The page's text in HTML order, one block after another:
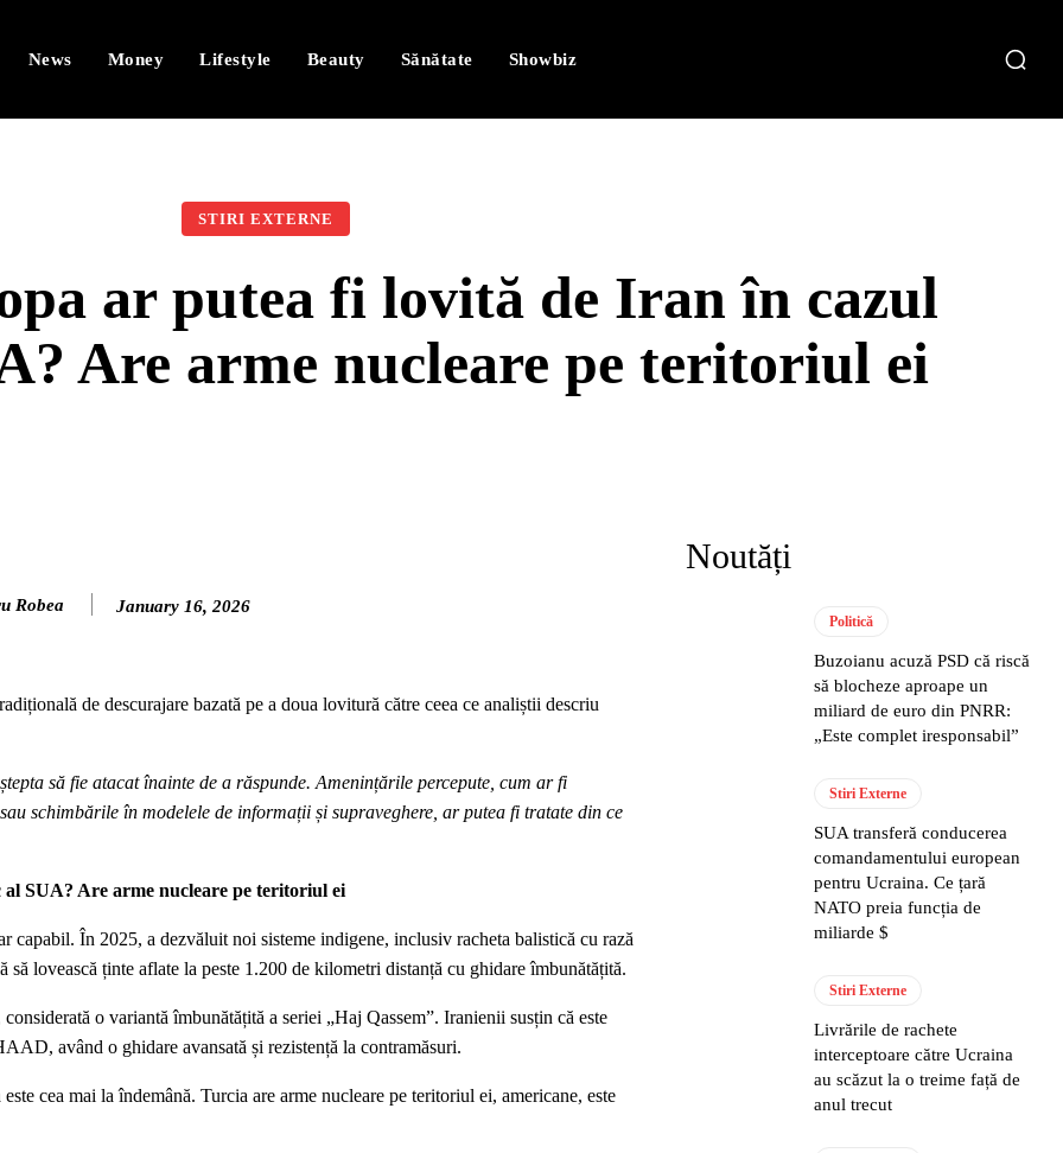
News Money Lifestyle Beauty Sănătate Showbiz
STIRI EXTERNE
ar putea fi lovită de Iran în cazul
Are arme nucleare pe teritoriul ei
Robea January 16, 2026
de descurajare bazată pe a doua lovitură către ceea ce analiștii descriu
să fie atacat înainte de a răspunde. Amenințările percepute, cum ar fi
schimbările în modelele de informații și supraveghere, ar putea fi tratate din ce
SUA? Are arme nucleare pe teritoriul ei
capabil. În 2025, a dezvăluit noi sisteme indigene, inclusiv racheta balistică cu rază
să lovească ținte aflate la peste 1.200 de kilometri distanță cu ghidare îmbunătățită.
o variantă îmbunătățită a seriei „Haj Qassem”. Iranienii susțin că este
având o ghidare avansată și rezistență la contramăsuri.
cea mai la îndemână. Turcia are arme nucleare pe teritoriul ei, americane, este
Noutăți
Politică
Buzoianu acuză PSD că riscă
să blocheze aproape un
miliard de euro din PNRR:
„Este complet iresponsabil”
Stiri Externe
SUA transferă conducerea
comandamentului european
pentru Ucraina. Ce țară
NATO preia funcția de
miliarde $
Stiri Externe
Livrările de rachete
interceptoare către Ucraina
au scăzut la o treime față de
anul trecut